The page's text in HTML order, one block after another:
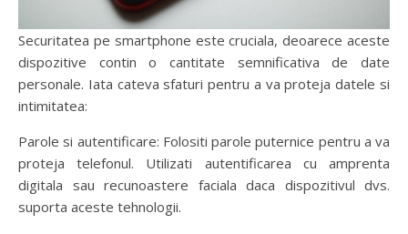
Securitatea pe smartphone este cruciala, deoarece aceste
dispozitive contin o cantitate semnificativa de date
personale. Iata cateva sfaturi pentru a va proteja datele si
intimitatea:
Parole si autentificare: Folositi parole puternice pentru a va
proteja telefonul. Utilizati autentificarea cu amprenta
digitala sau recunoastere faciala daca dispozitivul dvs.
suporta aceste tehnologii.